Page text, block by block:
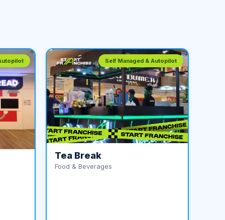
Self Managed & Autopilot
Tea Break
Food & Beverages